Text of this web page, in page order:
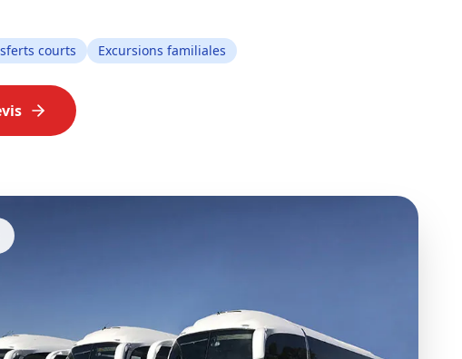
courts Excursions familiales